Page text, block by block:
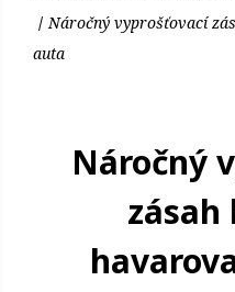
Náročný vyprošťovací
auta
Náročný
zásah